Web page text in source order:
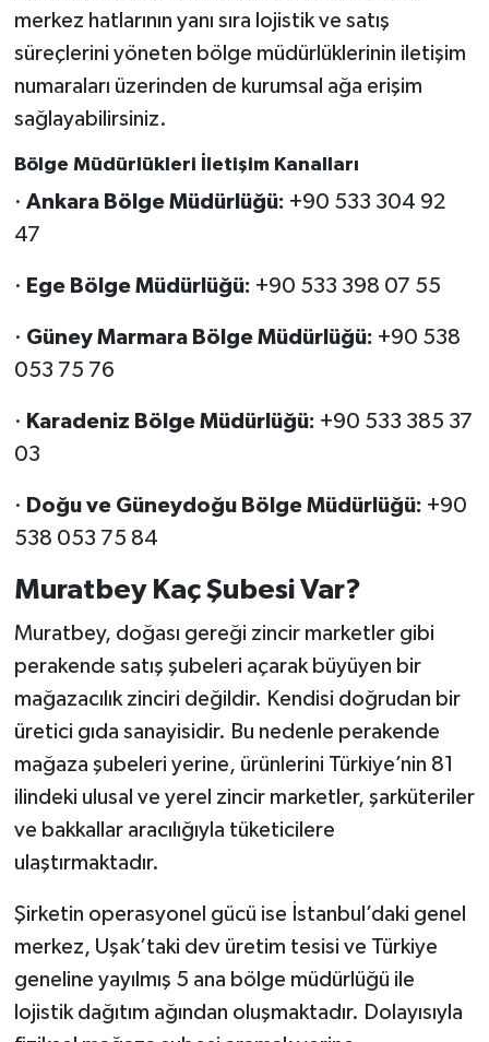
merkez hatlarının yanı sıra lojistik ve satış
süreçlerini yöneten bölge müdürlüklerinin iletişim
numaraları üzerinden de kurumsal ağa erişim
sağlayabilirsiniz.
Bölge Müdürlükleri İletişim Kanalları
· Ankara Bölge Müdürlüğü: +90 533 304 92
47
· Ege Bölge Müdürlüğü: +90 533 398 07 55
· Güney Marmara Bölge Müdürlüğü: +90 538
053 75 76
· Karadeniz Bölge Müdürlüğü: +90 533 385 37
03
· Doğu ve Güneydoğu Bölge Müdürlüğü: +90
538 053 75 84
Muratbey Kaç Şubesi Var?
Muratbey, doğası gereği zincir marketler gibi
perakende satış şubeleri açarak büyüyen bir
mağazacılık zinciri değildir. Kendisi doğrudan bir
üretici gıda sanayisidir. Bu nedenle perakende
mağaza şubeleri yerine, ürünlerini Türkiye’nin 81
ilindeki ulusal ve yerel zincir marketler, şarküteriler
ve bakkallar aracılığıyla tüketicilere
ulaştırmaktadır.
Şirketin operasyonel gücü ise İstanbul’daki genel
merkez, Uşak’taki dev üretim tesisi ve Türkiye
geneline yayılmış 5 ana bölge müdürlüğü ile
lojistik dağıtım ağından oluşmaktadır. Dolayısıyla